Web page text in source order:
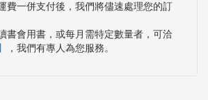
費一併支付後，我們將儘速處理您的訂
書會用書，或每月需特定數量者，可洽
，我們有專人為您服務。